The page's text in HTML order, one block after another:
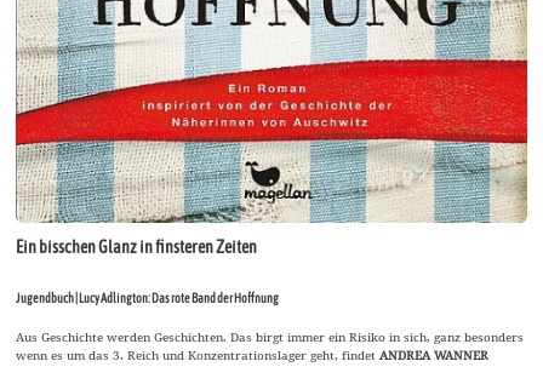
Ein bisschen Glanz in finsteren Zeiten
Jugendbuch | Lucy Adlington: Das rote Band der Hoffnung
Aus Geschichte werden Geschichten. Das birgt immer ein Risiko in sich, ganz besonders
wenn es um das 3. Reich und Konzentrationslager geht, findetANDREA WANNER